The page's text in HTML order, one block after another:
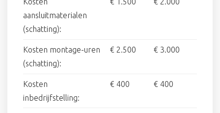
aansluitmaterialen
(schatting):
Kosten montage-uren
(schatting):
€ 2.500 € 3.000
Kosten
inbedrijfstelling:
€ 400 € 400